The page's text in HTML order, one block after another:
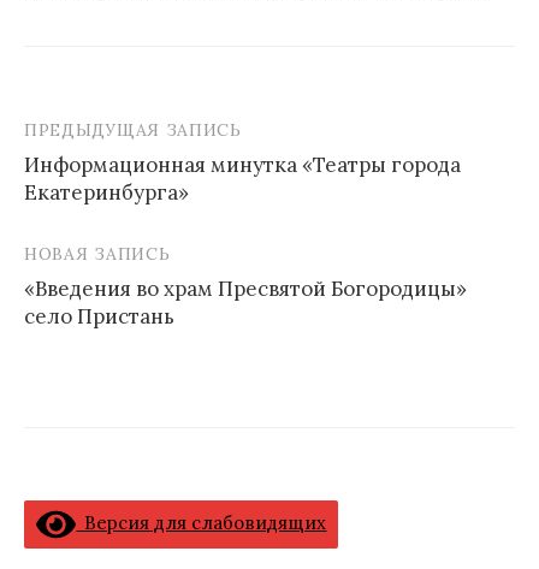
Навигация
по
ПРЕДЫДУЩАЯ ЗАПИСЬ
Информационная минутка «Театры города
Екатеринбурга»
НОВАЯ ЗАПИСЬ
«Введения во храм Пресвятой Богородицы»
село Пристань
Версия для слабовидящих